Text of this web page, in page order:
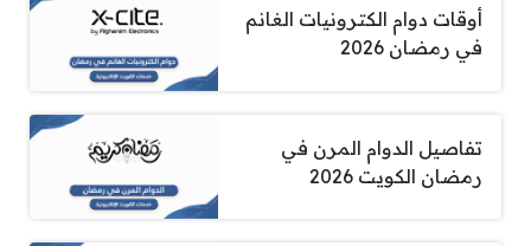
أوقات دوام الكترونيات الغانم
في رمضان 2026
تفاصيل الدوام المرن في
رمضان الكويت 2026